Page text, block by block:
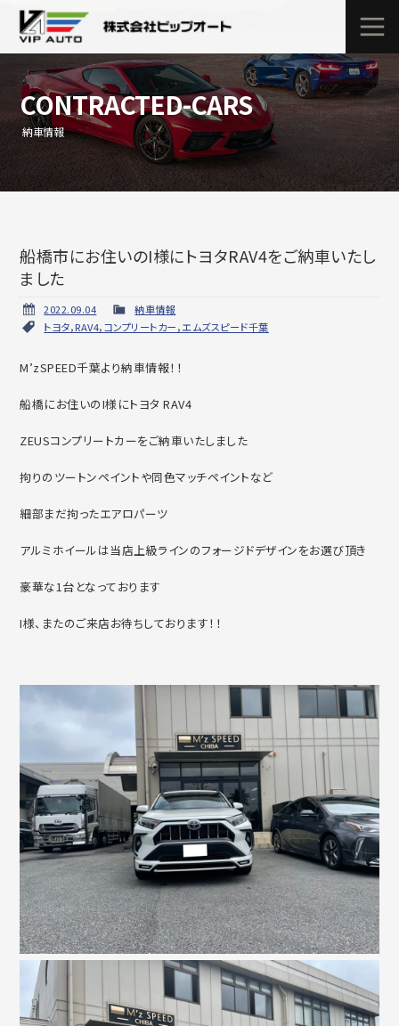
CONTRACTED-CARS
納車情報
船橋市にお住いのI様にトヨタRAV4をご納車いたし
ました
2022.09.04
納車情報
トヨタ，RAV4，コンプリートカー，エムズスピード千葉
M’zSPEED千葉より納車情報！！
船橋にお住いのI様にトヨタ RAV4
ZEUSコンプリートカーをご納車いたしました
拘りのツートンペイントや同色マッチペイントなど
細部まだ拘ったエアロパーツ
アルミホイールは当店上級ラインのフォージドデザインをお選び頂き
豪華な1台となっております
I様、またのご来店お待ちしております！！